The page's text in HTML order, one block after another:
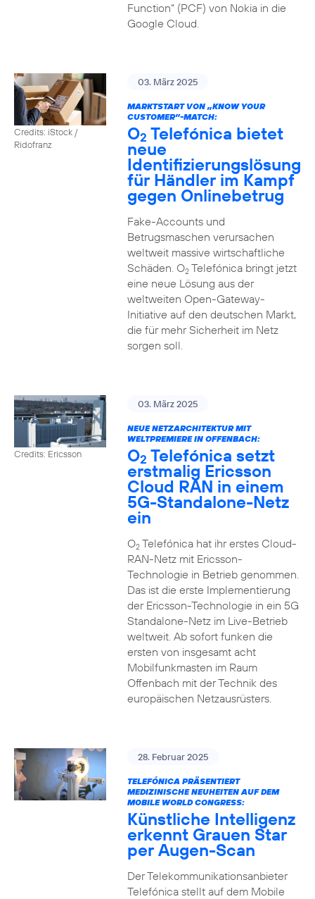
Function“ (PCF) von Nokia in die
Google Cloud.
Credits: iStock /
Ridofranz
03. März 2025
MARKTSTART VON „KNOW YOUR
CUSTOMER”-MATCH:
O2 Telefónica bietet
neue
Identifizierungslösung
für Händler im Kampf
gegen Onlinebetrug
Fake-Accounts und
Betrugsmaschen verursachen
weltweit massive wirtschaftliche
Schäden. O2Telefónica bringt jetzt
eine neue Lösung aus der
weltweiten Open-Gateway-
Initiative auf den deutschen Markt,
die für mehr Sicherheit im Netz
sorgen soll.
Credits: Ericsson
03. März 2025
NEUE NETZARCHITEKTUR MIT
WELTPREMIERE IN OFFENBACH:
O2 Telefónica setzt
erstmalig Ericsson
Cloud RAN in einem
5G-Standalone-Netz
ein
O2Telefónica hat ihr erstes Cloud-
RAN-Netz mit Ericsson-
Technologie in Betrieb genommen.
Das ist die erste Implementierung
der Ericsson-Technologie in ein 5G
Standalone-Netz im Live-Betrieb
weltweit. Ab sofort funken die
ersten von insgesamt acht
Mobilfunkmasten im Raum
Offenbach mit der Technik des
europäischen Netzausrüsters.
28. Februar 2025
TELEFÓNICA PRÄSENTIERT
MEDIZINISCHE NEUHEITEN AUF DEM
MOBILE WORLD CONGRESS:
Künstliche Intelligenz
erkennt Grauen Star
per Augen-Scan
Der Telekommunikationsanbieter
Telefónica stellt auf dem Mobile